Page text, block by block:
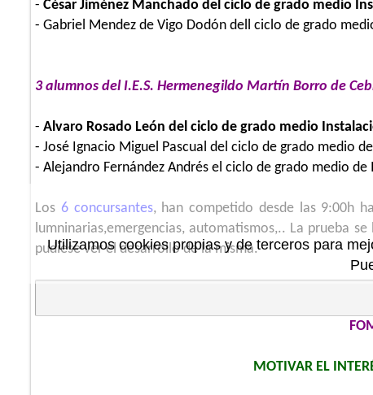
- César Jiménez Manchado del ciclo de grado medio
- Gabriel Mendez de Vigo Dodón dell ciclo de grado
3 alumnos del I.E.S. Hermenegildo Martín Borro de
- Alvaro Rosado León del ciclo de grado medio
- José Ignacio Miguel Pascual del ciclo de grado medio
- Alejandro Fernández Andrés el ciclo de grado medio
Los 6 concursantes, han competido desde las 9:00h
lumninarias,emergencias, automatismos,.. La prueba
pudiese ver el desarrollo de la misma.
MOTIVAR EL
Utilizamos cookies propias y de terceros para